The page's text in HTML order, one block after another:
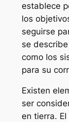
establece
los
seguirse
se
como los
para su
Existen
ser
en tierra.